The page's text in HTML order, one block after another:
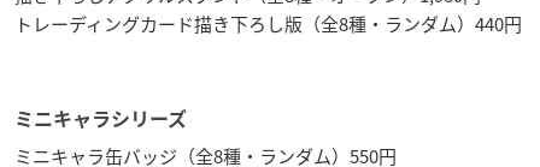
トレーディングカード描き下ろし版（全8種・ランダム）440円
ミニキャラシリーズ
ミニキャラ缶バッジ（全8種・ランダム）550円